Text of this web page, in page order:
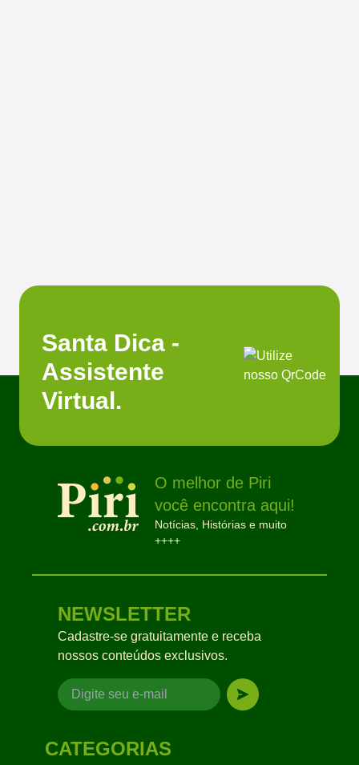
Santa Dica -
Assistente
Virtual.
O melhor de Piri
você encontra aqui!
Notícias, Histórias e muito
++++
NEWSLETTER
Cadastre-se gratuitamente e receba
nossos conteúdos exclusivos.
CATEGORIAS